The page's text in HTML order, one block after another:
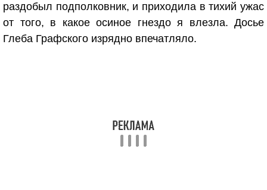
раздобыл подполковник, и приходила в тихий ужас
от того, в какое осиное гнездо я влезла. Досье
Глеба Графского изрядно впечатляло.